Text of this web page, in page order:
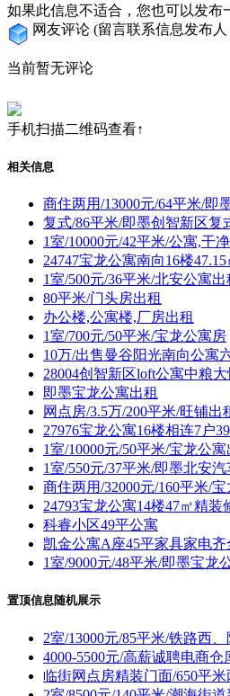
如果此信息不适合，您也可以发布
网友评论 (留言联系信息发布
当前暂无评论
手机扫描二维码查看↑
相关信息
商住两用/13000元/64平米/即
复式/86平米/即墨创智新区复
1室/10000元/42平米/公寓,干
24747宝龙公寓南向16楼
1室/500元/36平米/北安公寓出
80平米/门头房出租
办公楼,公寓楼,厂房出租
1室/700元/50平米/宝龙公寓房
10万/出售曼谷阳光南向公寓
28004创智新区loft公寓中粮
即墨宝龙公寓出租
网点房/3.5万/200平米/旺铺出
27976宝龙公寓16楼相连7户
1室/10000元/50平米/宝龙公寓
1室/550元/37平米/即墨北安
商住两用/32000元/160平米/
24793宝龙公寓14楼47㎡精装
科睿小区49平公寓
凯金公寓A座45平家具家电齐
1室/9000元/48平米/即墨宝龙
置顶信息随机展示
2室/13000元/85平米/铁路西
4000-5500元/高薪诚聘电商仓
临街网点房精装门面/650平